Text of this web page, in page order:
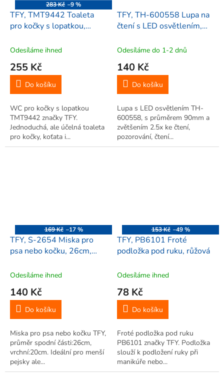
283 Kč –9 %
TFY, TMT9442 Toaleta
pro kočky s lopatkou,
Odesíláme ihned
255 Kč
Do košíku
WC pro kočky s lopatkou
TMT9442 značky TFY.
Jednoduchá, ale účelná toaleta
pro kočky, koťata i...
TFY, TH-600558 Lupa na
čtení s LED osvětlením,
Odesíláme do 1-2 dnů
140 Kč
Do košíku
Lupa s LED osvětlením TH-
600558, s průměrem 90mm a
zvětšením 2.5x ke čtení,
pozorování, čtení...
169 Kč –17 %
TFY, S-2654 Miska pro
psa nebo kočku, 26cm,
Odesíláme ihned
140 Kč
Do košíku
Miska pro psa nebo kočku TFY,
průměr spodní části:26cm,
vrchní:20cm. Ideální pro menší
pejsky ale...
153 Kč –49 %
TFY, PB6101 Froté
podložka pod ruku, růžová
Odesíláme ihned
78 Kč
Do košíku
Froté podložka pod ruku
PB6101 značky TFY. Podložka
slouží k podložení ruky při
manikúře nebo...